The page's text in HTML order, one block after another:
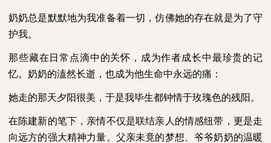
奶奶总是默默地为我准备着一切，仿佛她的存在就是为了守
护我。
那些藏在日常点滴中的关怀，成为作者成长中最珍贵的记
忆。奶奶的溘然长逝，也成为他生命中永远的痛：
她走的那天夕阳很美，于是我毕生都钟情于玫瑰色的残阳。
在陈建新的笔下，亲情不仅是联结亲人的情感纽带，更是走
向远方的强大精神力量。父亲未竟的梦想、爷爷奶奶的温暖